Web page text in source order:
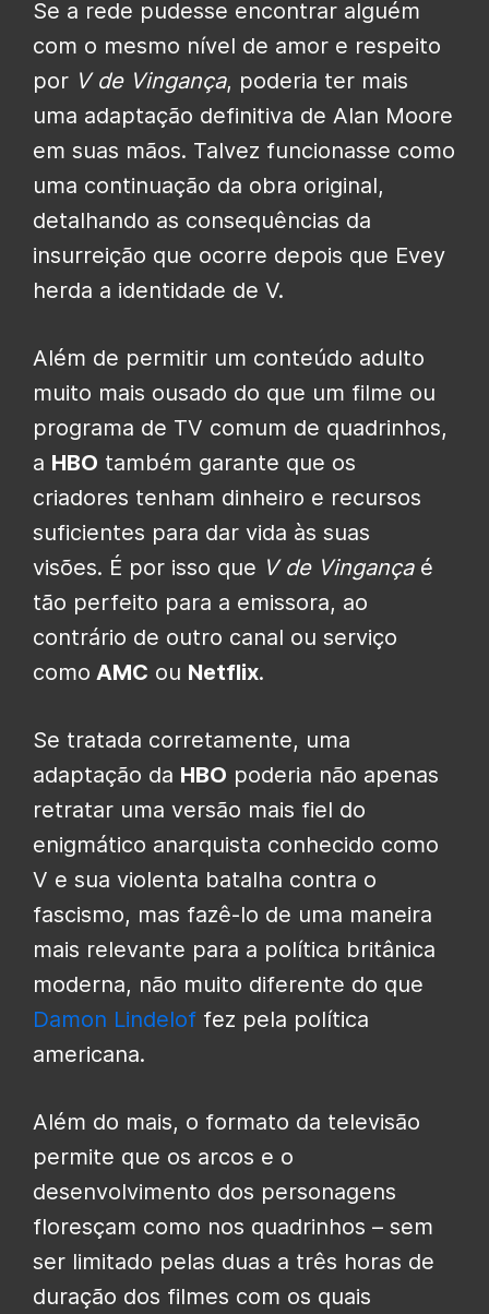
Se a rede pudesse encontrar alguém
com o mesmo nível de amor e respeito
por V de Vingança, poderia ter mais
uma adaptação definitiva de Alan Moore
em suas mãos. Talvez funcionasse como
uma continuação da obra original,
detalhando as consequências da
insurreição que ocorre depois que Evey
herda a identidade de V.
Além de permitir um conteúdo adulto
muito mais ousado do que um filme ou
programa de TV comum de quadrinhos,
a HBO também garante que os
criadores tenham dinheiro e recursos
suficientes para dar vida às suas
visões. É por isso que V de Vingançaé
tão perfeito para a emissora, ao
contrário de outro canal ou serviço
como AMC ou Netflix.
Se tratada corretamente, uma
adaptação da HBO poderia não apenas
retratar uma versão mais fiel do
enigmático anarquista conhecido como
V e sua violenta batalha contra o
fascismo, mas fazê-lo de uma maneira
mais relevante para a política britânica
moderna, não muito diferente do que
Damon Lindelof fez pela política
americana.
Além do mais, o formato da televisão
permite que os arcos e o
desenvolvimento dos personagens
floresçam como nos quadrinhos – sem
ser limitado pelas duas a três horas de
duração dos filmes com os quais